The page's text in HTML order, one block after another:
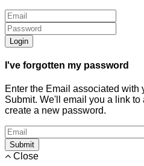
Login
I've forgotten my password
Enter the Email associated with
Submit. We'll email you a link
create a new password.
Submit
Close